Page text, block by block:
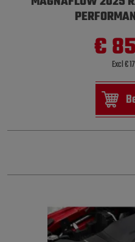
€
Excl €